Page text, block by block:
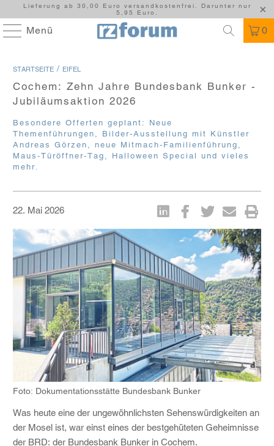
Lieferung ab 30,00 Euro versandkostenfrei. Darunter nur
5,95 Euro.
Menü 0
STARTSEITE / EIFEL
Cochem: Zehn Jahre Bundesbank Bunker -
Jubiläumsaktion 2026
Besondere Offerten geplant: Neue
Themenführungen, Bilder-Ausstellung mit Künstler
Andreas Görzen, neue Mitmach-Familienführung,
Maus-Türöffner-Tag, Halloween Special und vieles
mehr.
22. Mai 2026
Foto: Dokumentationsstätte Bundesbank Bunker
Was heute eine der ungewöhnlichsten Sehenswürdigkeiten an
der Mosel ist, war einst eines der bestgehüteten Geheimnisse
der BRD: der Bundesbank Bunker in Cochem.